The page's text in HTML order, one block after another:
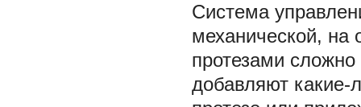
Система
механической, на
протезами
добавляют